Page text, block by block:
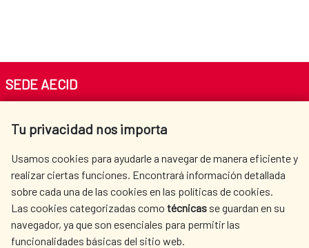
Tu privacidad nos importa
Usamos cookies para ayudarle a navegar de manera eficiente y
realizar ciertas funciones. Encontrará información detallada
sobre cada una de las cookies en las políticas de cookies.
Las cookies categorizadas como técnicas se guardan en su
navegador, ya que son esenciales para permitir las
funcionalidades básicas del sitio web.
SEDE AECID
Tel. +34 900 20 30 54​​​​​​​
AECID
WHERE DO WE COOPERATE?
SPANISH HUMANITARIAN
ACTION
PRESS ROOM